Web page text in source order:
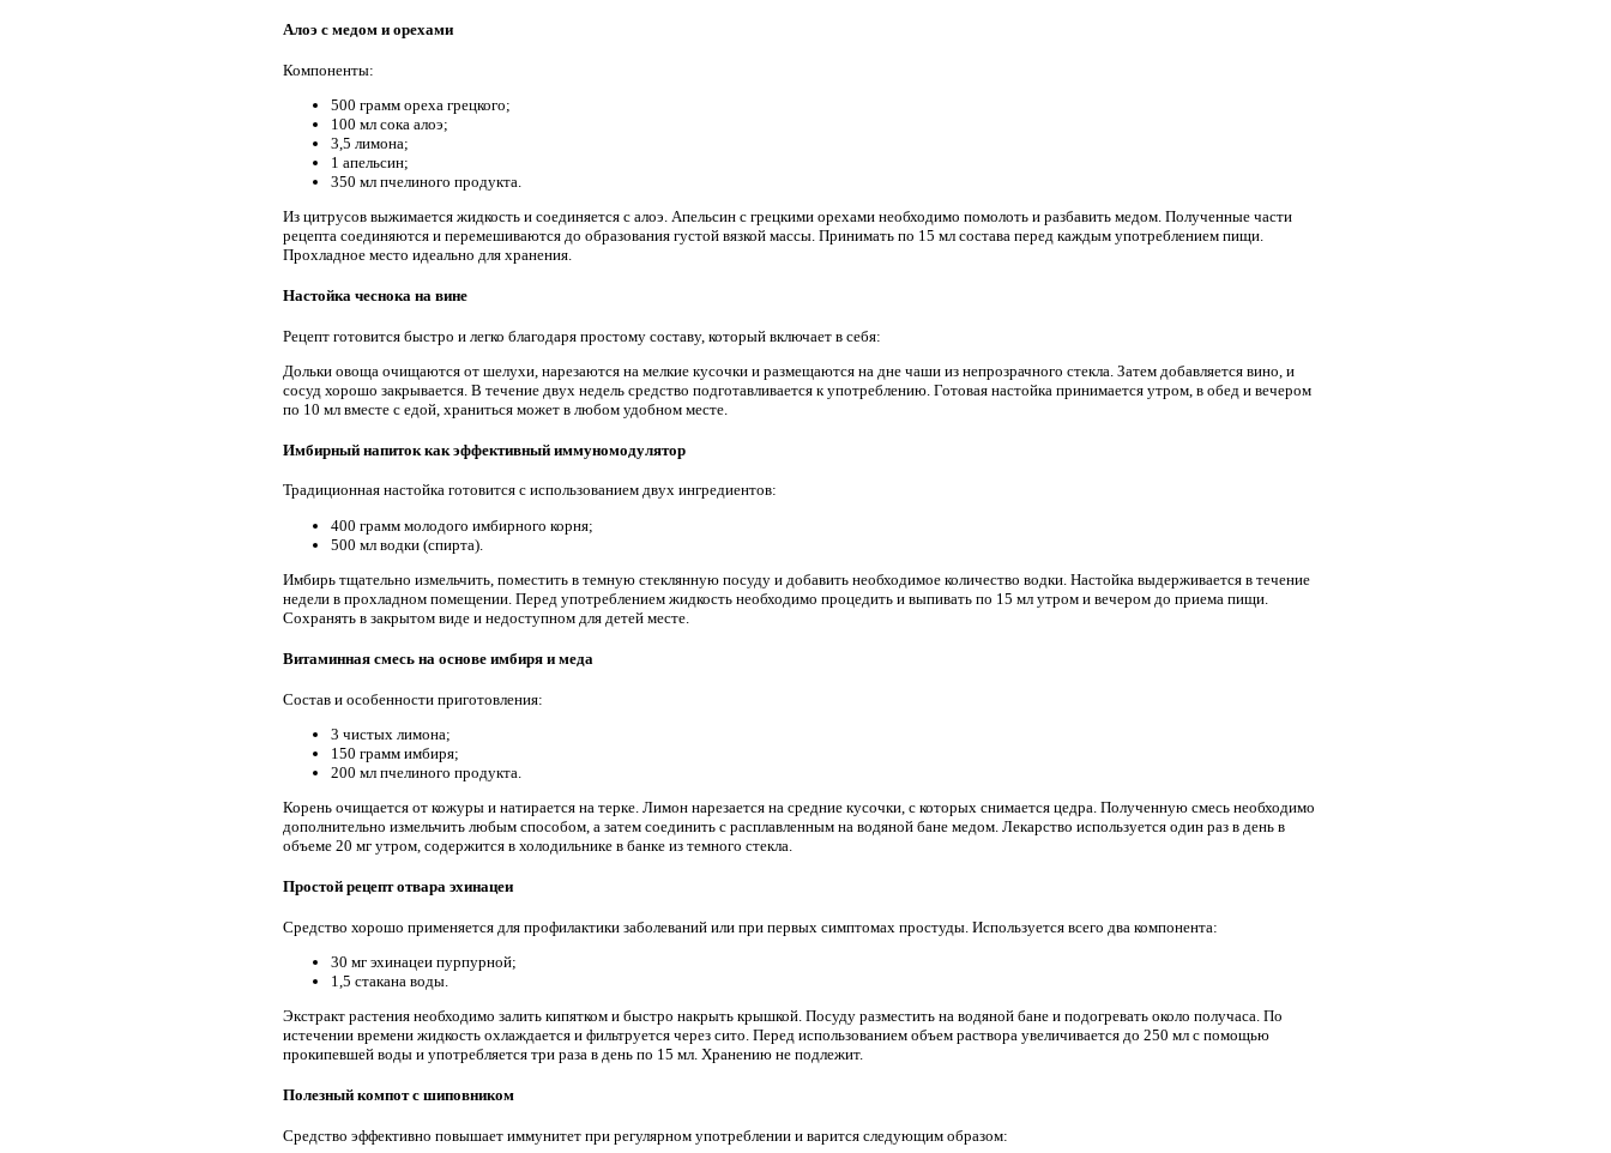
Алоэ с медом и орехами
Компоненты:
500 грамм ореха грецкого;
100 мл сока алоэ;
3,5 лимона;
1 апельсин;
350 мл пчелиного продукта.
Из цитрусов выжимается жидкость и соединяется с алоэ. Апельсин с грецкими орехами необходимо помолоть и разбавить медом. Полученные части
рецепта соединяются и перемешиваются до образования густой вязкой массы. Принимать по 15 мл состава перед каждым употреблением пищи.
Прохладное место идеально для хранения.
Настойка чеснока на вине
Рецепт готовится быстро и легко благодаря простому составу, который включает в себя:
Дольки овоща очищаются от шелухи, нарезаются на мелкие кусочки и размещаются на дне чаши из непрозрачного стекла. Затем добавляется вино, и
сосуд хорошо закрывается. В течение двух недель средство подготавливается к употреблению. Готовая настойка принимается утром, в обед и вечером
по 10 мл вместе с едой, храниться может в любом удобном месте.
Имбирный напиток как эффективный иммуномодулятор
Традиционная настойка готовится с использованием двух ингредиентов:
400 грамм молодого имбирного корня;
500 мл водки (спирта).
Имбирь тщательно измельчить, поместить в темную стеклянную посуду и добавить необходимое количество водки. Настойка выдерживается в течение
недели в прохладном помещении. Перед употреблением жидкость необходимо процедить и выпивать по 15 мл утром и вечером до приема пищи.
Сохранять в закрытом виде и недоступном для детей месте.
Витаминная смесь на основе имбиря и меда
Состав и особенности приготовления:
3 чистых лимона;
150 грамм имбиря;
200 мл пчелиного продукта.
Корень очищается от кожуры и натирается на терке. Лимон нарезается на средние кусочки, с которых снимается цедра. Полученную смесь необходимо
дополнительно измельчить любым способом, а затем соединить с расплавленным на водяной бане медом. Лекарство используется один раз в день в
объеме 20 мг утром, содержится в холодильнике в банке из темного стекла.
Простой рецепт отвара эхинацеи
Средство хорошо применяется для профилактики заболеваний или при первых симптомах простуды. Используется всего два компонента:
30 мг эхинацеи пурпурной;
1,5 стакана воды.
Экстракт растения необходимо залить кипятком и быстро накрыть крышкой. Посуду разместить на водяной бане и подогревать около получаса. По
истечении времени жидкость охлаждается и фильтруется через сито. Перед использованием объем раствора увеличивается до 250 мл с помощью
прокипевшей воды и употребляется три раза в день по 15 мл. Хранению не подлежит.
Полезный компот с шиповником
Средство эффективно повышает иммунитет при регулярном употреблении и варится следующим образом: